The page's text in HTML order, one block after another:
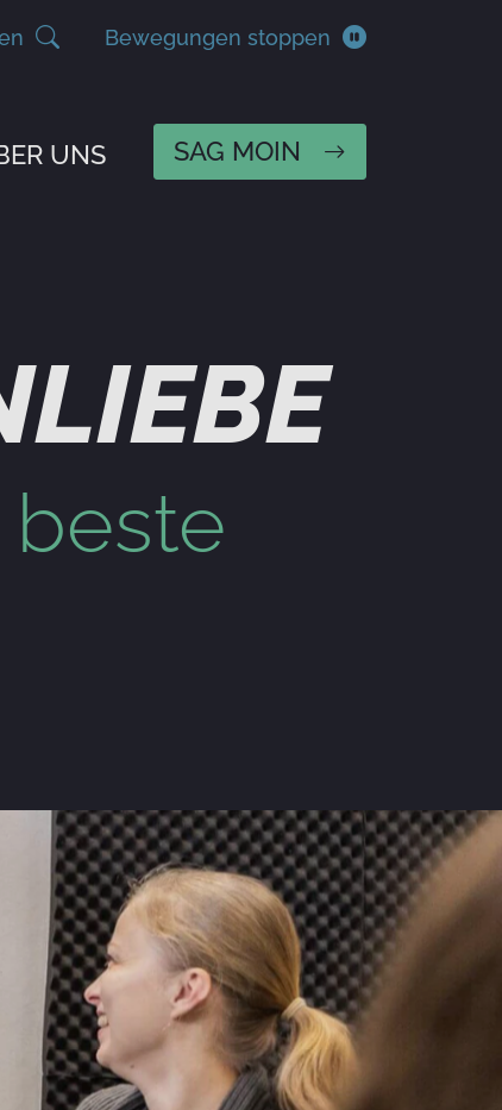
Bewegungen stoppen
UNS SAG MOIN